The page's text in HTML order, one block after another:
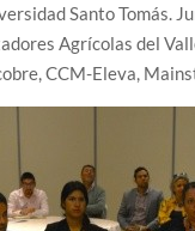
Santo Tomás.
Agrícolas del
CCM-Eleva,